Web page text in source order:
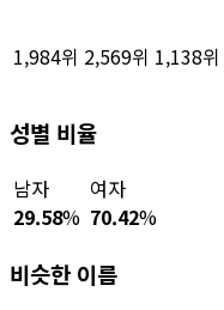
1,984위 2,569위 1,138위
성별 비율
남자
29.58%
여자
70.42%
비슷한 이름